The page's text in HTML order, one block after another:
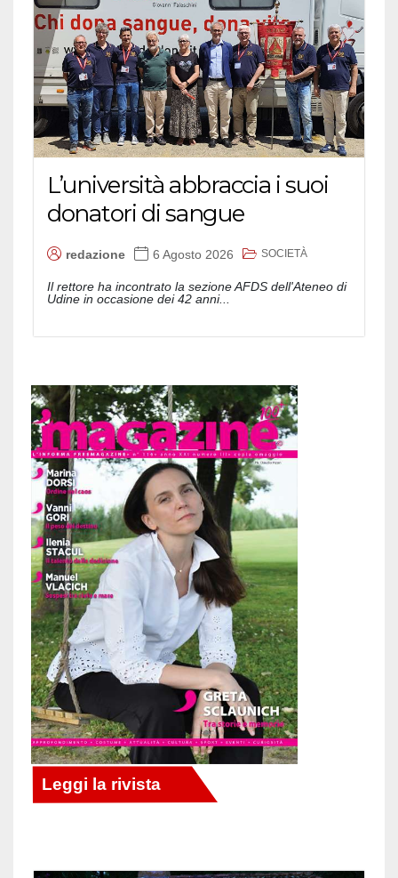
L’università abbraccia i suoi
donatori di sangue
redazione 6 Agosto 2026 SOCIETÀ
Il rettore ha incontrato la sezione AFDS dell'Ateneo di
Udine in occasione dei 42 anni...